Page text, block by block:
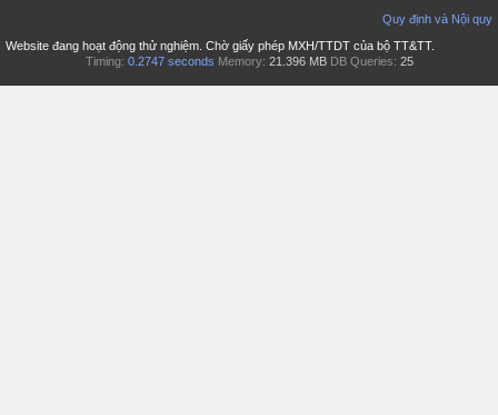
Quy định và Nội quy
Website đang hoạt động thử nghiệm. Chờ giấy phép MXH/TTDT của bộ TT&TT.
Timing: 0.2747 seconds Memory: 21.396 MB DB Queries: 25